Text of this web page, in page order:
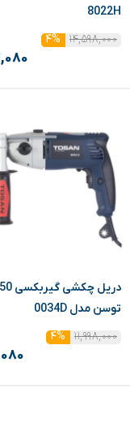
8022H
۱۴,۵۹۸,۰۰۰
۴%
توسن مدل 0034D
۱۱,۹۹۸,۰۰۰
۴%